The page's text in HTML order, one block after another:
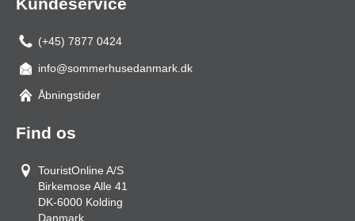
Kundeservice
(+45) 7877 0424
info@sommerhusedanmark.dk
Åbningstider
Find os
TouristOnline A/S
Birkemose Alle 41
DK-6000 Kolding
Danmark